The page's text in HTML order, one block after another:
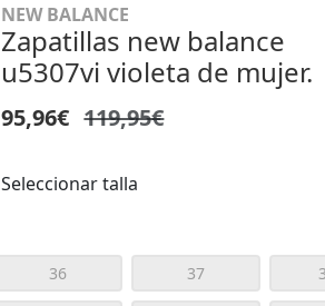
NEW BALANCE
Zapatillas new balance
u5307vi violeta de mujer.
95,96€ 119,95€
Seleccionar talla
36 37